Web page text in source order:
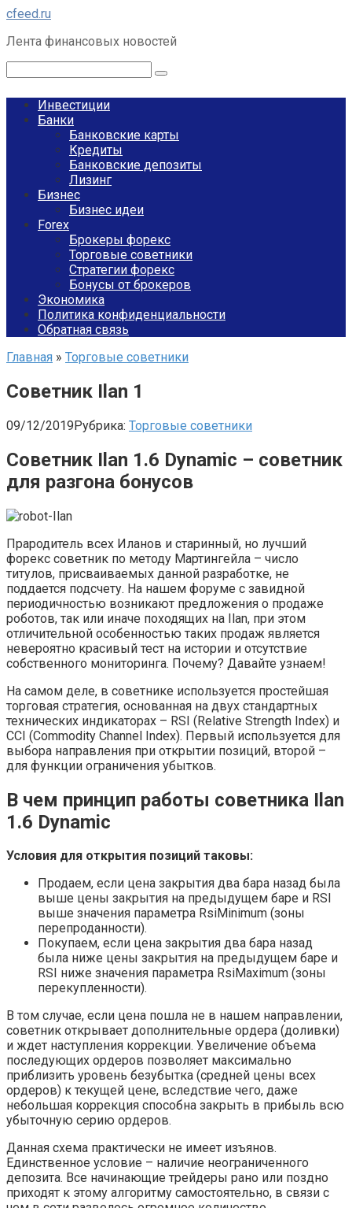
Перейти
контенту
cfeed.ru
Лента финансовых новостей
Инвестиции
Банки
Банковские карты
Кредиты
Банковские депозиты
Лизинг
Бизнес
Бизнес идеи
Forex
Брокеры форекс
Торговые советники
Стратегии форекс
Бонусы от брокеров
Экономика
Политика конфиденциальности
Обратная связь
Главная » Торговые советники
Советник Ilan 1
09/12/2019Рубрика: Торговые советники
Советник Ilan 1.6 Dynamic – советник
для разгона бонусов
Прародитель всех Иланов и старинный, но лучший
форекс советник по методу Мартингейла – число
титулов, присваиваемых данной разработке, не
поддается подсчету. На нашем форуме с завидной
периодичностью возникают предложения о продаже
роботов, так или иначе походящих на Ilan, при этом
отличительной особенностью таких продаж является
невероятно красивый тест на истории и отсутствие
собственного мониторинга. Почему? Давайте узнаем!
На самом деле, в советнике используется простейшая
торговая стратегия, основанная на двух стандартных
технических индикаторах – RSI (Relative Strength Index) и
CCI (Commodity Channel Index). Первый используется для
выбора направления при открытии позиций, второй –
для функции ограничения убытков.
В чем принцип работы советника Ilan
1.6 Dynamic
Условия для открытия позиций таковы:
Продаем, если цена закрытия два бара назад была
выше цены закрытия на предыдущем баре и RSI
выше значения параметра RsiMinimum (зоны
перепроданности).
Покупаем, если цена закрытия два бара назад
была ниже цены закрытия на предыдущем баре и
RSI ниже значения параметра RsiMaximum (зоны
перекупленности).
В том случае, если цена пошла не в нашем направлении,
советник открывает дополнительные ордера (доливки)
и ждет наступления коррекции. Увеличение объема
последующих ордеров позволяет максимально
приблизить уровень безубытка (средней цены всех
ордеров) к текущей цене, вследствие чего, даже
небольшая коррекция способна закрыть в прибыль всю
убыточную серию ордеров.
Данная схема практически не имеет изъянов.
Единственное условие – наличие неограниченного
депозита. Все начинающие трейдеры рано или поздно
приходят к этому алгоритму самостоятельно, в связи с